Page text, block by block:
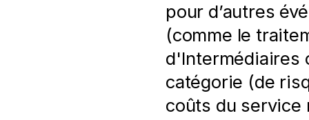
pour d’autres
(comme le
d'Intermédiaires
catégorie (de
coûts du service